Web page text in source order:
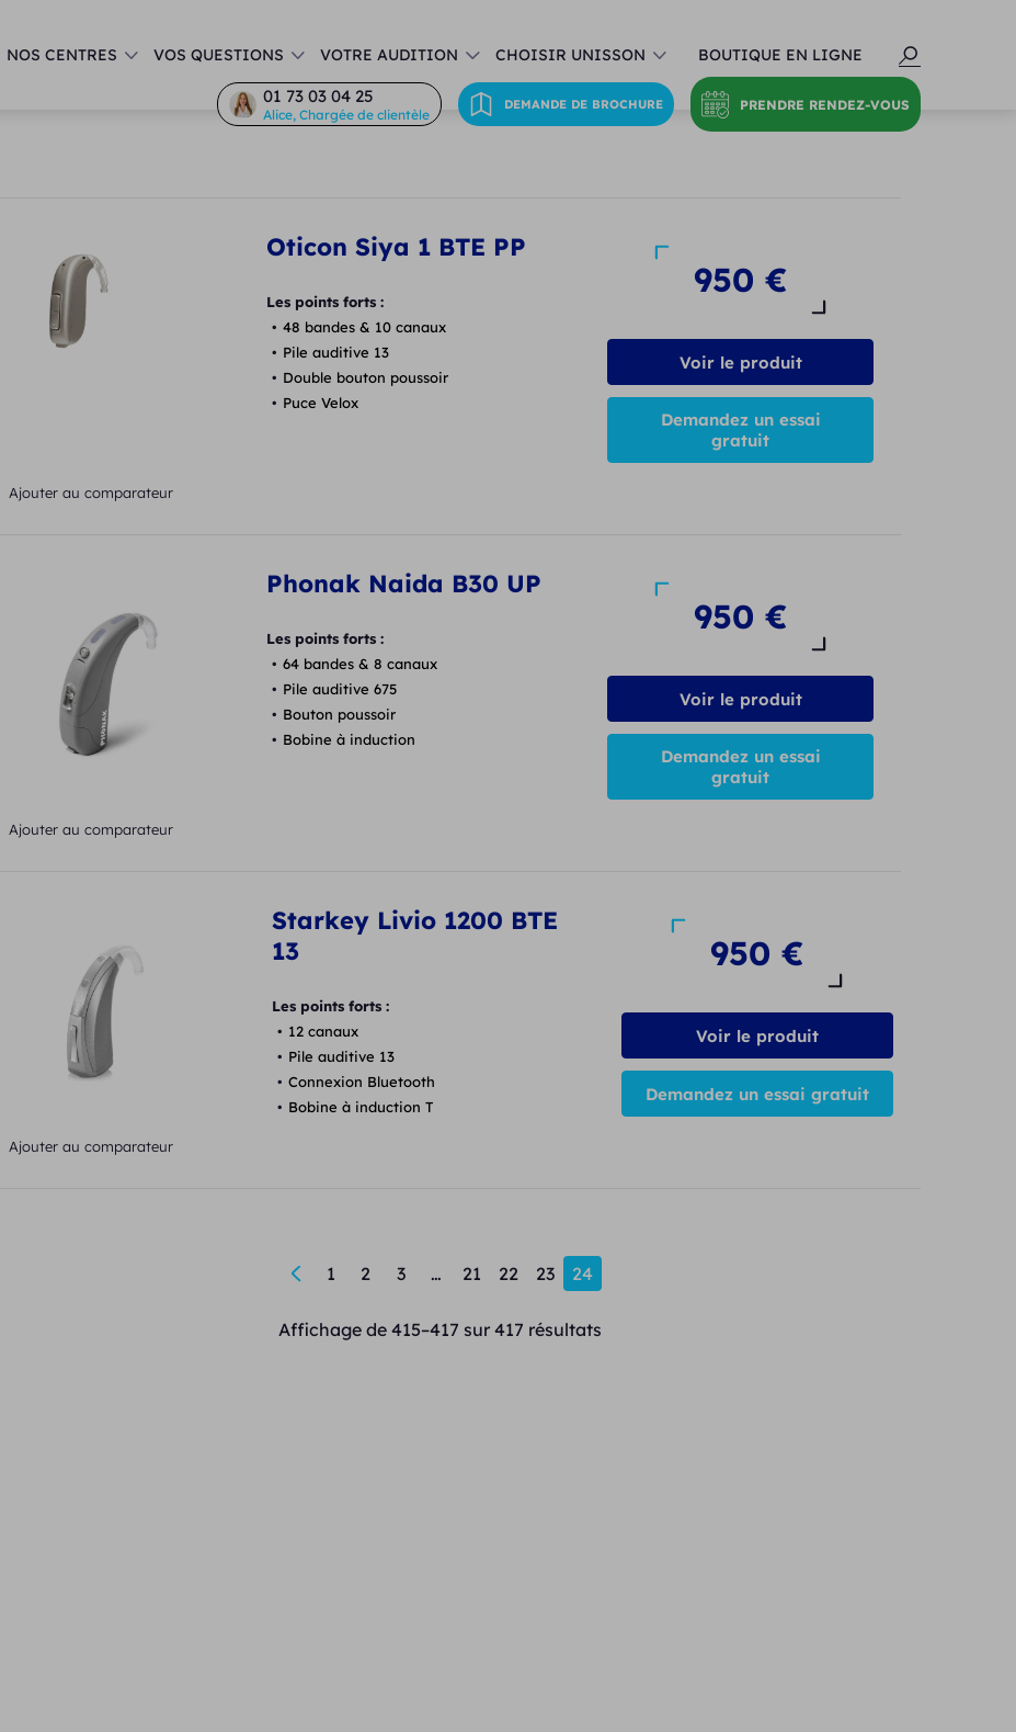
NOS CENTRES VOS QUESTIONS VOTRE AUDITION CHOISIR UNISSON BOUTIQUE EN LIGNE
01 73 03 04 25
Alice, Chargée de clientèle
DEMANDE DE BROCHURE PRENDRE RENDEZ-VOUS
Oticon Siya 1 BTE PP
Les points forts :
48 bandes & 10 canaux
Pile auditive 13
Double bouton poussoir
Puce Velox
950€
Voir le produit
Demandez un essai
gratuit
Ajouter au comparateur
Phonak Naida B30 UP
Les points forts :
64 bandes & 8 canaux
Pile auditive 675
Bouton poussoir
Bobine à induction
950€
Voir le produit
Demandez un essai
gratuit
Ajouter au comparateur
Starkey Livio 1200 BTE
13
Les points forts :
12 canaux
Pile auditive 13
Connexion Bluetooth
Bobine à induction T
950€
Voir le produit
Demandez un essai gratuit
Ajouter au comparateur
← 1 2 3 … 21 22 23 24
Affichage de 415–417 sur 417 résultats